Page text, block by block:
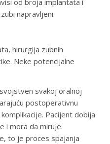
od broja implantata i
napravljeni.
hirurgija zubnih
Neke potencijalne
svakoj oralnoj
postoperativnu
Pacijent dobija
i mora da miruje.
to je proces spajanja